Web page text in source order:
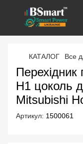
КАТАЛОГ Все
H1 цоколь
Mitsubishi
Артикул: 1500061